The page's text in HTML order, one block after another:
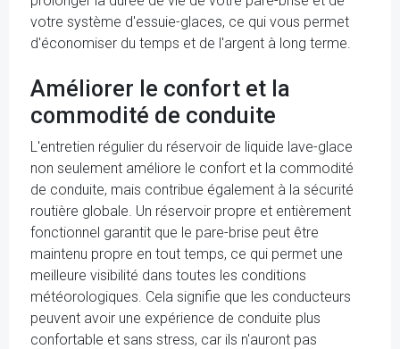
votre système d'essuie-glaces, ce qui vous permet
d'économiser du temps et de l'argent à long terme.
Améliorer le confort et la
commodité de conduite
L'entretien régulier du réservoir de liquide lave-glace
non seulement améliore le confort et la commodité
de conduite, mais contribue également à la sécurité
routière globale. Un réservoir propre et entièrement
fonctionnel garantit que le pare-brise peut être
maintenu propre en tout temps, ce qui permet une
meilleure visibilité dans toutes les conditions
météorologiques. Cela signifie que les conducteurs
peuvent avoir une expérience de conduite plus
confortable et sans stress, car ils n'auront pas